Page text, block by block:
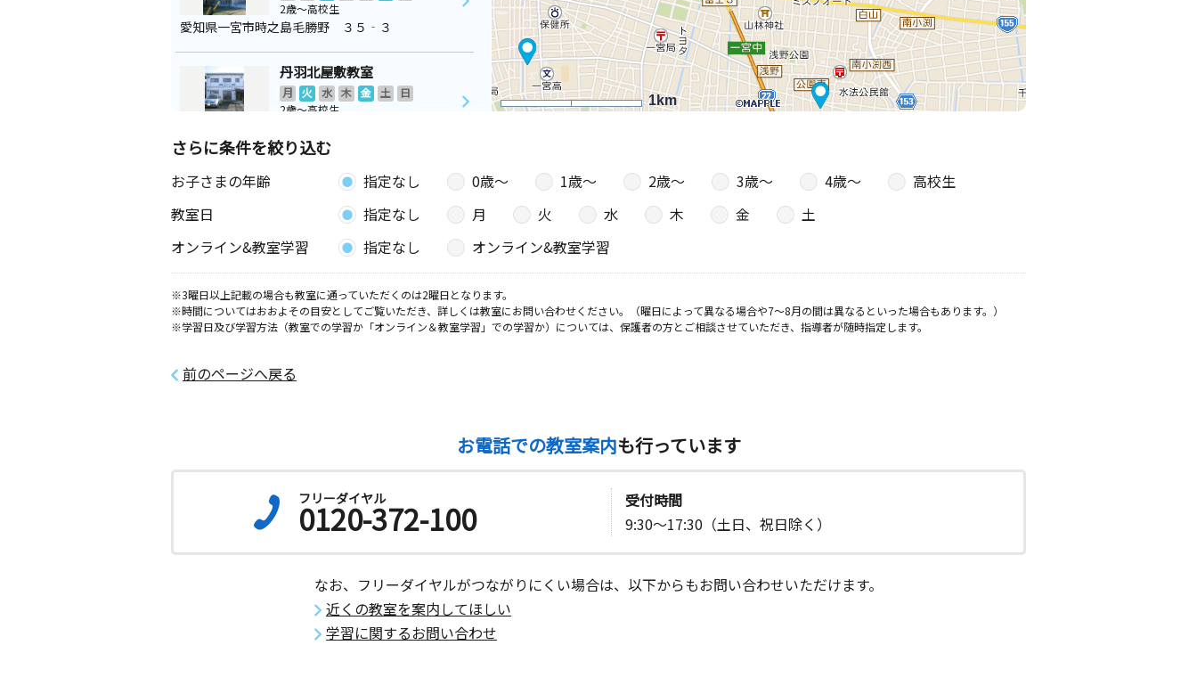
1km
2歳～高校生
愛知県一宮市時之島毛勝野 ３５‐３
丹羽北屋敷教室
月 火 水 木 金 土
日
2歳～高校生
浅野中央教室
木 金 土 日
3歳～高校生
愛知県一宮市浅野前林１２ 禅林寺山内１階 キ
ッズスペース
文京教室
月 火 水 木 金 土
日
3歳～高校生
さらに条件を絞り込む
お子さまの年齢 指定なし 0歳〜 1歳〜 2歳〜 3歳〜 4歳〜
高校生
教室日
指定なし 月 火 水 木 金
土
オンライン&教室学習
指定なし オンライン&教室学習
※3曜日以上記載の場合も教室に通っていただくのは2曜日となります。
※時間についてはおおよその目安としてご覧いただき、詳しくは教室にお問い合わせください。（曜日によって異なる場合や7～8月の間は異なるといった場合もあります。）
※学習日及び学習方法（教室での学習か「オンライン＆教室学習」での学習か）については、保護者の方とご相談させていただき、指導者が随時指定します。
前のページへ戻る
お電話での教室案内も行っています
フリーダイヤル
0120-372-100
受付時間
9:30～17:30（土日、祝日除く）
なお、フリーダイヤルがつながりにくい場合は、以下からもお問い合わせいただけます。
近くの教室を案内してほしい
学習に関するお問い合わせ